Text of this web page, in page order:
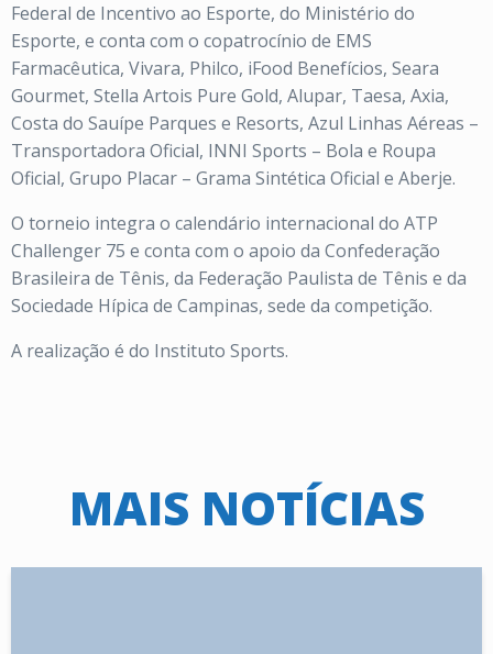
Federal de Incentivo ao Esporte, do Ministério do
Esporte, e conta com o copatrocínio de EMS
Farmacêutica, Vivara, Philco, iFood Benefícios, Seara
Gourmet, Stella Artois Pure Gold, Alupar, Taesa, Axia,
Costa do Sauípe Parques e Resorts, Azul Linhas Aéreas –
Transportadora Oficial, INNI Sports – Bola e Roupa
Oficial, Grupo Placar – Grama Sintética Oficial e Aberje.
O torneio integra o calendário internacional do ATP
Challenger 75 e conta com o apoio da Confederação
Brasileira de Tênis, da Federação Paulista de Tênis e da
Sociedade Hípica de Campinas, sede da competição.
A realização é do Instituto Sports.
MAIS NOTÍCIAS